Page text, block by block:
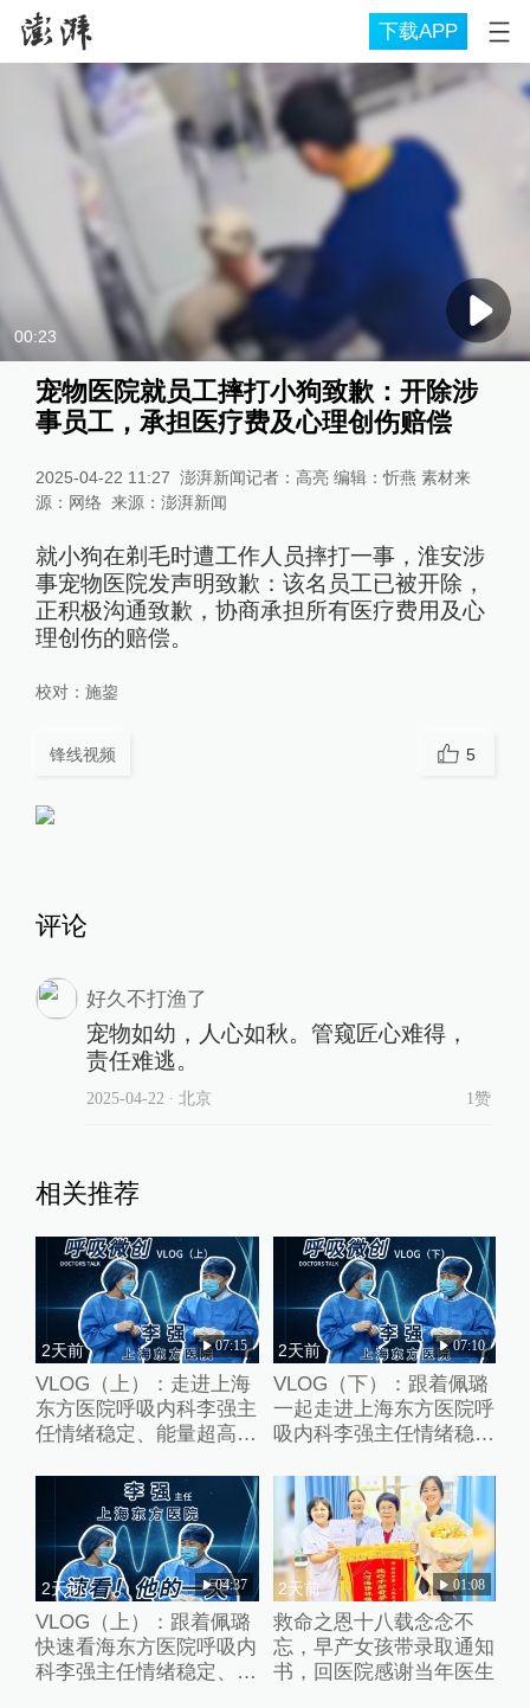
下载APP
00:23
宠物医院就员工摔打小狗致歉：开除涉
事员工，承担医疗费及心理创伤赔偿
2025-04-22 11:27 澎湃新闻记者：高亮 编辑：忻燕 素材来
源：网络 来源： 澎湃新闻
就小狗在剃毛时遭工作人员摔打一事，淮安涉
事宠物医院发声明致歉：该名员工已被开除，
正积极沟通致歉，协商承担所有医疗费用及心
理创伤的赔偿。
校对： 施鋆
锋线视频 5
评论
好久不打渔了
宠物如幼，人心如秋。管窥匠心难得，
责任难逃。
2025-04-22 ∙ 北京 1赞
相关推荐
2天前 07:15
VLOG（上）：走进上海
东方医院呼吸内科李强主
任情绪稳定、能量超高的
2天前 07:10
VLOG（下）：跟着佩璐
一起走进上海东方医院呼
吸内科李强主任情绪稳
2天前 04:37
VLOG（上）：跟着佩璐
快速看海东方医院呼吸内
科李强主任情绪稳定、能
2天前 01:08
救命之恩十八载念念不
忘，早产女孩带录取通知
书，回医院感谢当年医生